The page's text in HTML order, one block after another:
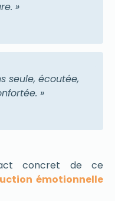
»
seule, écoutée,
»
concret de ce
émotionnelle